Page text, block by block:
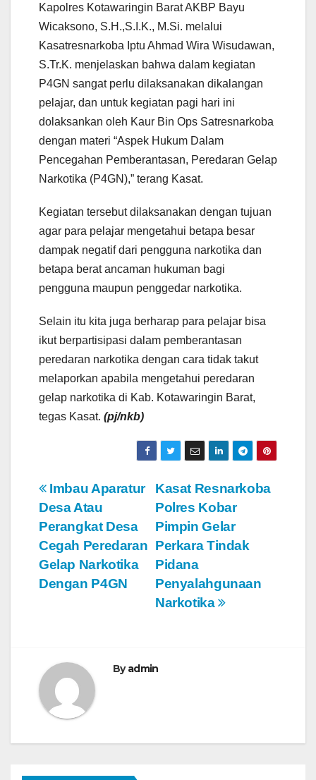
Kapolres Kotawaringin Barat AKBP Bayu
Wicaksono, S.H.,S.I.K., M.Si. melalui
Kasatresnarkoba Iptu Ahmad Wira Wisudawan,
S.Tr.K. menjelaskan bahwa dalam kegiatan
P4GN sangat perlu dilaksanakan dikalangan
pelajar, dan untuk kegiatan pagi hari ini
dolaksankan oleh Kaur Bin Ops Satresnarkoba
dengan materi “Aspek Hukum Dalam
Pencegahan Pemberantasan, Peredaran Gelap
Narkotika (P4GN),” terang Kasat.
Kegiatan tersebut dilaksanakan dengan tujuan
agar para pelajar mengetahui betapa besar
dampak negatif dari pengguna narkotika dan
betapa berat ancaman hukuman bagi
pengguna maupun penggedar narkotika.
Selain itu kita juga berharap para pelajar bisa
ikut berpartisipasi dalam pemberantasan
peredaran narkotika dengan cara tidak takut
melaporkan apabila mengetahui peredaran
gelap narkotika di Kab. Kotawaringin Barat,
tegas Kasat. (pj/nkb)
N
a
v
i
s
i
p
Kasat Resnarkoba
Polres Kobar
Pimpin Gelar
Perkara Tindak
Pidana
Penyalahgunaan
Narkotika
Imbau Aparatur
Desa Atau
Perangkat Desa
Cegah Peredaran
Gelap Narkotika
Dengan P4GN
Byadmin